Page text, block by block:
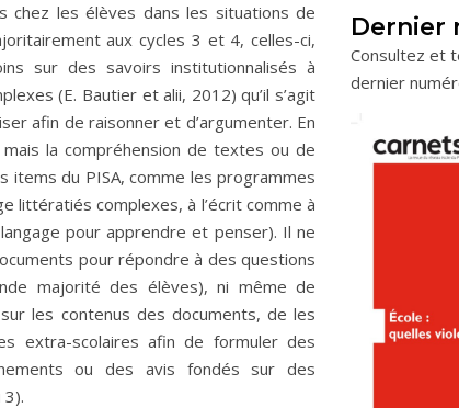
chez les élèves dans les situations de
aux cycles 3 et 4, celles-ci,
sur des savoirs institutionnalisés à
(E. Bautier et alii, 2012) qu’il s’agit
afin de raisonner et d’argumenter. En
la compréhension de textes ou de
items du PISA, comme les programmes
littératiés complexes, à l’écrit comme à
pour apprendre et penser). Il ne
pour répondre à des questions
majorité des élèves), ni même de
les contenus des documents, de les
extra-scolaires afin de formuler des
ou des avis fondés sur des
Dernier
Consultez et
dernier